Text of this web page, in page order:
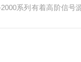
系列有着高阶信号